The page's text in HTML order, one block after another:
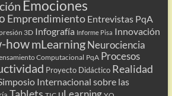
Emociones
Emprendimiento Entrevistas PqA
3D Infografía Informe Pisa Innovación
howmLearning Neurociencia
Computacional PqA Procesos
Proyecto Didáctico Realidad
Internacional sobre las